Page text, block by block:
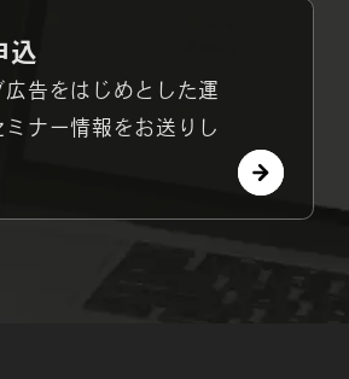
込
広告をはじめとした運
ミナー情報をお送りし